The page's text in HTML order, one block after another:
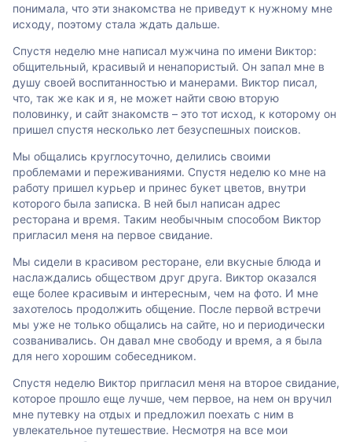
понимала, что эти знакомства не приведут к нужному мне
исходу, поэтому стала ждать дальше.
Спустя неделю мне написал мужчина по имени Виктор:
общительный, красивый и ненапористый. Он запал мне в
душу своей воспитанностью и манерами. Виктор писал,
что, так же как и я, не может найти свою вторую
половинку, и сайт знакомств – это тот исход, к которому он
пришел спустя несколько лет безуспешных поисков.
Мы общались круглосуточно, делились своими
проблемами и переживаниями. Спустя неделю ко мне на
работу пришел курьер и принес букет цветов, внутри
которого была записка. В ней был написан адрес
ресторана и время. Таким необычным способом Виктор
пригласил меня на первое свидание.
Мы сидели в красивом ресторане, ели вкусные блюда и
наслаждались обществом друг друга. Виктор оказался
еще более красивым и интересным, чем на фото. И мне
захотелось продолжить общение. После первой встречи
мы уже не только общались на сайте, но и периодически
созванивались. Он давал мне свободу и время, а я была
для него хорошим собеседником.
Спустя неделю Виктор пригласил меня на второе свидание,
которое прошло еще лучше, чем первое, на нем он вручил
мне путевку на отдых и предложил поехать с ним в
увлекательное путешествие. Несмотря на все мои